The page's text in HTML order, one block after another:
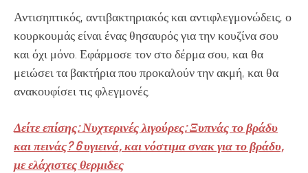
Αντισηπτικός, αντιβακτηριακός και αντιφλεγμονώδεις, ο
κουρκουμάς είναι ένας θησαυρός για την κουζίνα σου
και όχι μόνο. Εφάρμοσε τον στο δέρμα σου, και θα
μειώσει τα βακτήρια που προκαλούν την ακμή, και θα
ανακουφίσει τις φλεγμονές.
Δείτε επίσης: Νυχτερινές λιγούρες: Ξυπνάς το βράδυ
και πεινάς? 6 υγιεινά, και νόστιμα σνακ για το βράδυ,
με ελάχιστες θερμιδες